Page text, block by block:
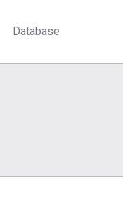
Database